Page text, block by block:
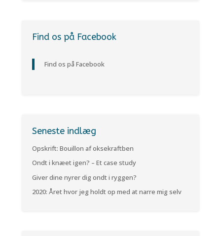
Find os på Facebook
Find os på Facebook
Seneste indlæg
Opskrift: Bouillon af oksekraftben
Ondt i knæet igen? – Et case study
Giver dine nyrer dig ondt i ryggen?
2020: Året hvor jeg holdt op med at narre mig selv